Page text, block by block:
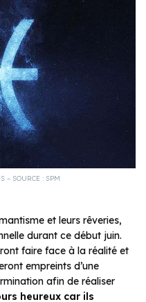
– SOURCE : SPM
et leurs rêveries,
durant ce début juin.
faire face à la réalité et
empreints d’une
afin de réaliser
heureux car ils